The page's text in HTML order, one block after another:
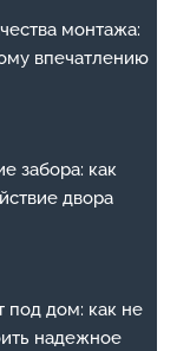
монтажа:
впечатлению
забора: как
двора
под дом: как не
надежное